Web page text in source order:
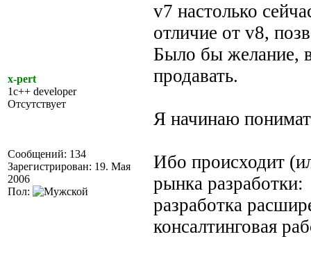
x-pert
1c++ developer
Отсутствует
Сообщений: 134
Зарегистрирован: 19. Мая
2006
Пол:
v7 настолько
отличие от v8,
Было бы желание,
продавать.
Я начинаю
Ибо происходит
рынка разработки:
разработка
консалтинговая